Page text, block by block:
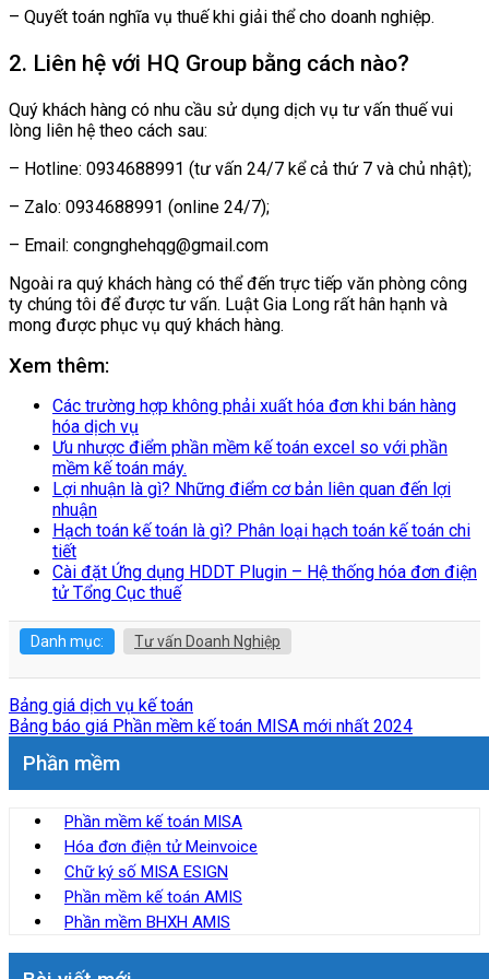
– Quyết toán nghĩa vụ thuế khi giải thể cho doanh nghiệp.
2. Liên hệ với HQ Group bằng cách nào?
Quý khách hàng có nhu cầu sử dụng dịch vụ tư vấn thuế vui
lòng liên hệ theo cách sau:
– Hotline: 0934688991 (tư vấn 24/7 kể cả thứ 7 và chủ nhật);
– Zalo: 0934688991 (online 24/7);
– Email: congnghehqg@gmail.com
Ngoài ra quý khách hàng có thể đến trực tiếp văn phòng công
ty chúng tôi để được tư vấn. Luật Gia Long rất hân hạnh và
mong được phục vụ quý khách hàng.
Xem thêm:
Các trường hợp không phải xuất hóa đơn khi bán hàng
hóa dịch vụ
Ưu nhược điểm phần mềm kế toán excel so với phần
mềm kế toán máy.
Lợi nhuận là gì? Những điểm cơ bản liên quan đến lợi
nhuận
Hạch toán kế toán là gì? Phân loại hạch toán kế toán chi
tiết
Cài đặt Ứng dụng HDDT Plugin – Hệ thống hóa đơn điện
tử Tổng Cục thuế
Danh mục: Tư vấn Doanh Nghiệp
Bảng giá dịch vụ kế toán
Bảng báo giá Phần mềm kế toán MISA mới nhất 2024
Phần mềm
Phần mềm kế toán MISA
Hóa đơn điện tử Meinvoice
Chữ ký số MISA ESIGN
Phần mềm kế toán AMIS
Phần mềm BHXH AMIS